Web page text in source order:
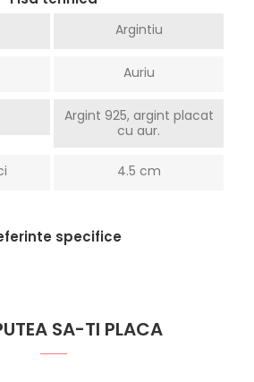
Argintiu
Auriu
Argint 925, argint placat
cu aur.
4.5 cm
specifice
SA-TI PLACA